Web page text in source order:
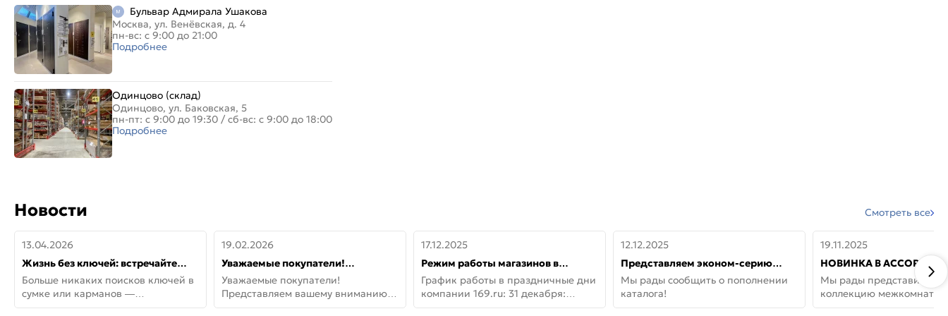
Бульвар Адмирала Ушакова
Москва, ул. Венёвская, д. 4
пн-вс: с 9:00 до 21:00
Подробнее
Одинцово (склад)
Одинцово, ул. Баковская, 5
пн-пт: с 9:00 до 19:30 / сб-вс: с 9:00 до 18:00
Подробнее
Новости Смотреть все
13.04.2026
Жизнь без ключей: встречайте
новую дверь СИТИ ИНТЕГРА
АйКью!
Больше никаких поисков ключей в
сумке или карманов —
представляем СИТИ ИНТЕГРА
19.02.2026
Уважаемые покупатели!
Представляем вашему вниманию
новинки от Armadillo!
Уважаемые покупатели!
Представляем вашему вниманию
новинки от Armadillo! Новая
17.12.2025
Режим работы магазинов в
праздничные дни с 31 декабря по
11 января
График работы в праздничные дни
компании 169.ru: 31 декабря:
Заказы, самовывоз и доставки —
12.12.2025
Представляем эконом-серию
дверей от бренда Portika, где цена
не значит «просто»
Мы рады сообщить о пополнении
каталога!
19.11.2025
НОВИНКА В
ДВЕРИ GLOSSMAT —
НЕОКЛАССИКА И УЮТ
Мы рады представить
коллекцию
GlossMat